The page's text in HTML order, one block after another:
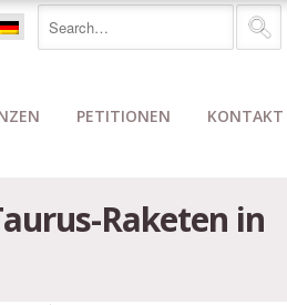
PETITIONEN KONTAKT
Raketen in